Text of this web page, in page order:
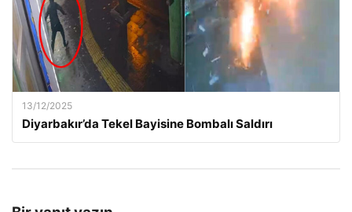
13/12/2025
Diyarbakır’da Tekel Bayisine Bombalı Saldırı